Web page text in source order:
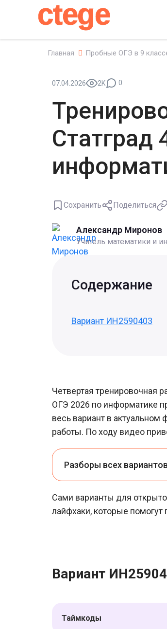
ctege
Главная Пробные ОГЭ в 9
07.04.2026 2K 0
Статград
Сохранить Поделиться
Александр Миронов
Учитель математики и
Содержание
Вариант ИН2590403
Четвертая тренировочная
ОГЭ 2026 по информатике
весь вариант в
работы. По ходу видео
Разборы всех
Сами варианты для
лайфхаки, которые помогут
Вариант
Таймкоды